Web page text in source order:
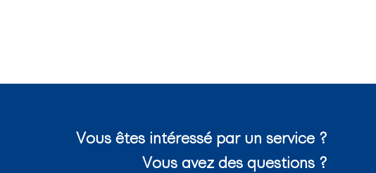
Vous êtes intéressé par un service ?
Vous avez des questions ?